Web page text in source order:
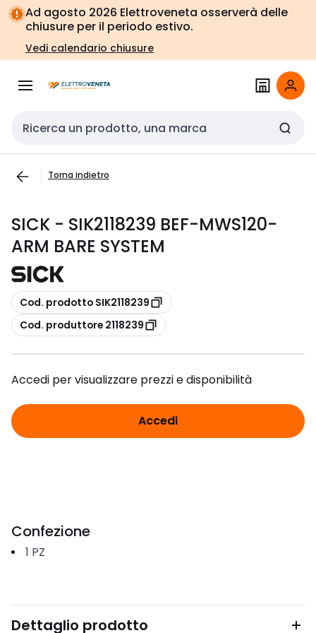
Vai alla
navigazione
Vai
alla
pagina
Ad agosto 2026 Elettroveneta osserverà delle
chiusure per il periodo estivo.
Vedi calendario chiusure
Cerca input
Torna indietro
SICK - SIK2118239 BEF-MWS120-
ARM BARE SYSTEM
copia
Cod. prodotto SIK2118239
copia
Cod. produttore 2118239
Accedi per visualizzare prezzi e disponibilità
Accedi
Confezione
1 PZ
Dettaglio prodotto